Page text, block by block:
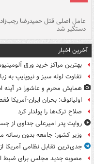
عامل اصلی قتل حمیدرضا
دستگیر شد
آخرین اخبار
بهترین مراکز خرید ورق
تفاوت لوله سبز و نیوپایپ به
همایش محرم و عاشورا در آینه
اولیانوف: بحران ایران-آمریکا
صلاح ترک‌ها را پولدار کرد
روایت پدر امیرعلی جداوی از
وزیر کشور: جامعه بدون رسانه
جدی‌ترین تقابل نظامی آمریکا
مصوبه جدید مجلس برای ضبط